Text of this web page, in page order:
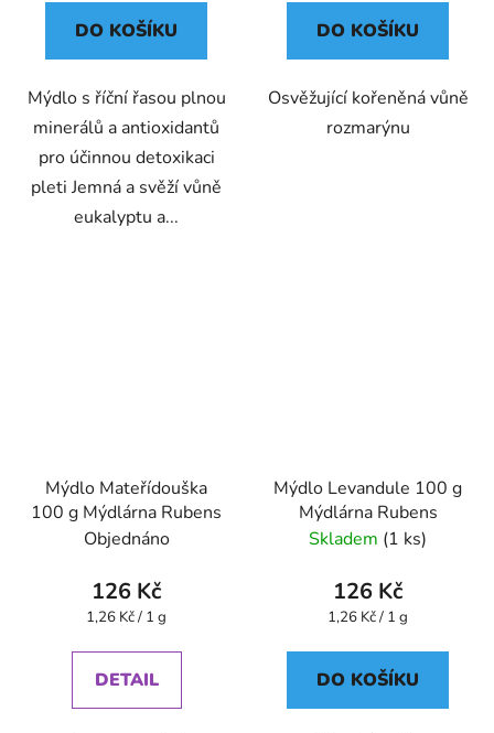
DO KOŠÍKU
Mýdlo s říční řasou plnou
minerálů a antioxidantů
pro účinnou detoxikaci
pleti Jemná a svěží vůně
eukalyptu a...
DO KOŠÍKU
Osvěžující kořeněná vůně
rozmarýnu
Mýdlo Mateřídouška
100 g Mýdlárna Rubens
Objednáno
126 Kč
Měrná
1,26 Kč / 1 g
DETAIL
Mýdlo Levandule 100 g
Mýdlárna Rubens
Skladem (1 ks)
126 Kč
Měrná
1,26 Kč / 1 g
DO KOŠÍKU